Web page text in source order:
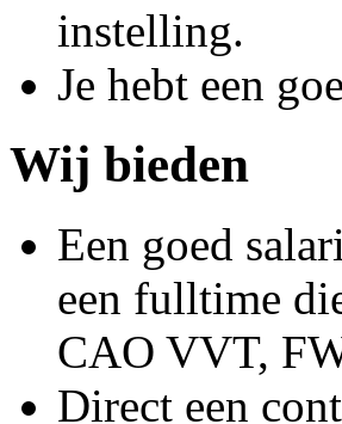
instelling.
Je hebt een
Wij bieden
Een goed
een fulltime
CAO VVT,
Direct een